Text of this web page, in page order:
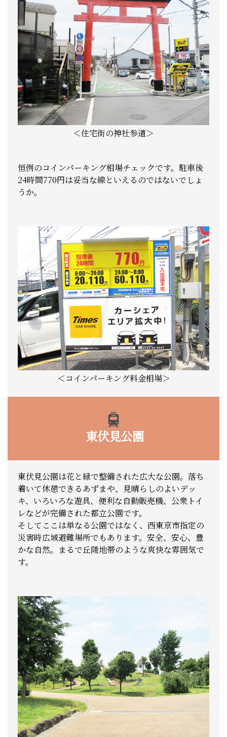
＜住宅街の神社参道＞
恒例のコインパーキング相場チェックです。駐車後
24時間770円は妥当な線といえるのではないでしょ
うか。
＜コインパーキング料金相場＞
東伏見公園
東伏見公園は花と緑で整備された広大な公園。落ち
着いて休憩できるあずまや、見晴らしのよいデッ
キ、いろいろな遊具、便利な自動販売機、公衆トイ
レなどが完備された都立公園です。
そしてここは単なる公園ではなく、西東京市指定の
災害時広域避難場所でもあります。安全、安心、豊
かな自然。まるで丘陵地帯のような爽快な雰囲気で
す。